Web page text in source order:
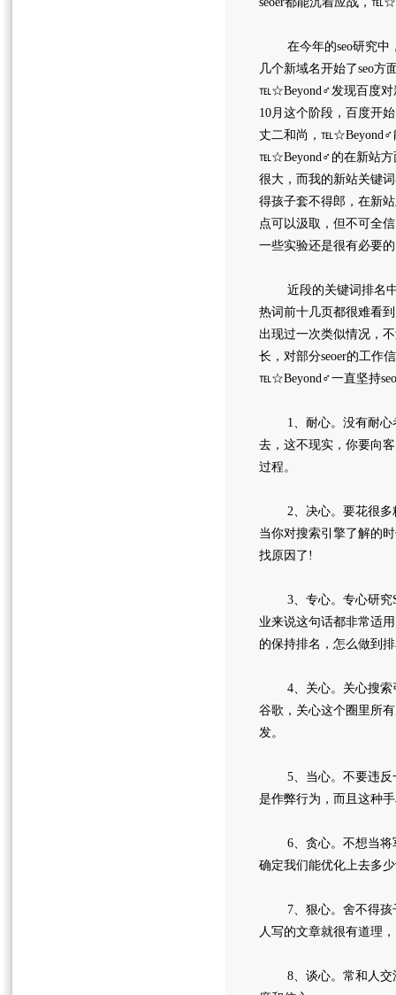
在今年的seo研究中，
几个新域名开始了seo方
℡☆Beyond♂发现百度对
10月这个阶段，百度开
丈二和尚，℡☆Beyond♂
℡☆Beyond♂的在新站方
很大，而我的新站关键
得孩子套不得郎，在新
点可以汲取，但不可全
一些实验还是很有必要
近段的关键词排名中
热词前十几页都很难看
出现过一次类似情况，
长，对部分seoer的工作
℡☆Beyond♂一直坚持
1、耐心。没有耐心者
去，这不现实，你要向
过程。
2、决心。要花很多精
当你对搜索引擎了解的
找原因了!
3、专心。专心研究
业来说这句话都非常适
的保持排名，怎么做到
4、关心。关心搜索引
谷歌，关心这个圈里所
发。
5、当心。不要违反一
是作弊行为，而且这种
6、贪心。不想当将军
确定我们能优化上去多
7、狠心。舍不得孩子
人写的文章就很有道理
8、谈心。常和人交流